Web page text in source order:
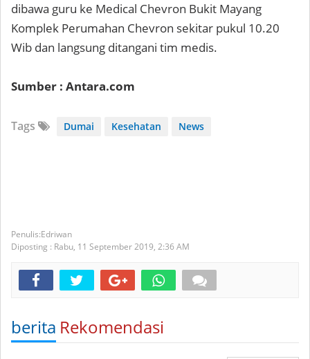
dibawa guru ke Medical Chevron Bukit Mayang
Komplek Perumahan Chevron sekitar pukul 10.20
Wib dan langsung ditangani tim medis.
Sumber : Antara.com
Tags Dumai Kesehatan News
Edriwan
Diposting : Rabu, 11 September 2019, 2:36 AM
berita Rekomendasi